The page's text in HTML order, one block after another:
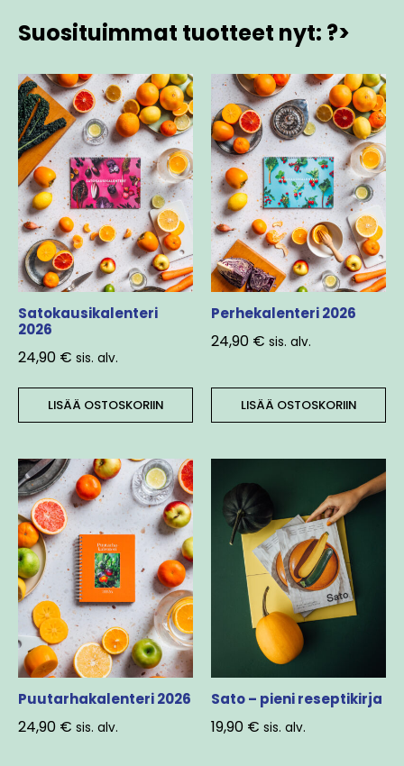
Suosituimmat tuotteet nyt: ?>
Satokausikalenteri
2026
24,90 € sis. alv.
LISÄÄ OSTOSKORIIN
Perhekalenteri 2026
24,90 € sis. alv.
LISÄÄ OSTOSKORIIN
Puutarhakalenteri 2026
24,90 € sis. alv.
Sato – pieni reseptikirja
19,90 € sis. alv.